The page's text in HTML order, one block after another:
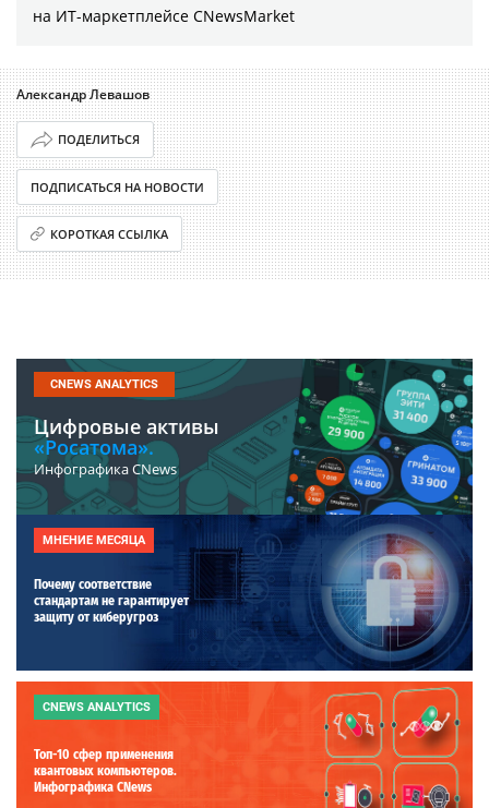
на ИТ-маркетплейсе CNewsMarket
Александр Левашов
ПОДЕЛИТЬСЯ
ПОДПИСАТЬСЯ НА НОВОСТИ
КОРОТКАЯ ССЫЛКА
CNEWS ANALYTICS
Цифровые активы
«Росатома».
Инфографика CNews
МНЕНИЕ МЕСЯЦА
Почему соответствие
стандартам не гарантирует
защиту от киберугроз
CNEWS ANALYTICS
Топ-10 сфер применения
квантовых компьютеров.
Инфографика CNews